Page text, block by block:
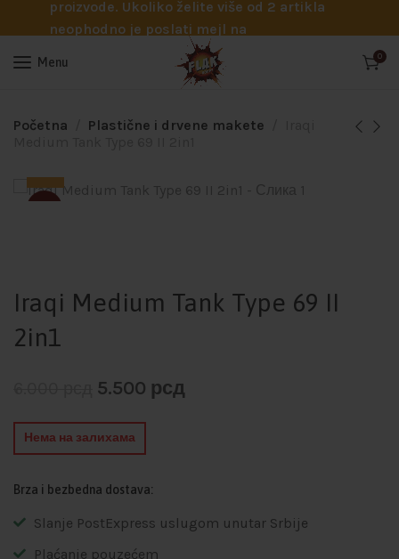
proizvode. Ukoliko želite više od 2 artikla
neophodno je poslati mejl na
info@flakhobby.com sa preciznim šiframa
proizvoda. Svakako nas možete pozvati
potrebna pomoć oko odabira.
Menu 0
Početna Plastične i drvene makete
Iraqi Medium Tank Type 69 II
2in1
5.500 рсд
Нема на залихама
Brza i bezbedna dostava:
Slanje PostExpress uslugom unutar Srbije
Plaćanje pouzećem